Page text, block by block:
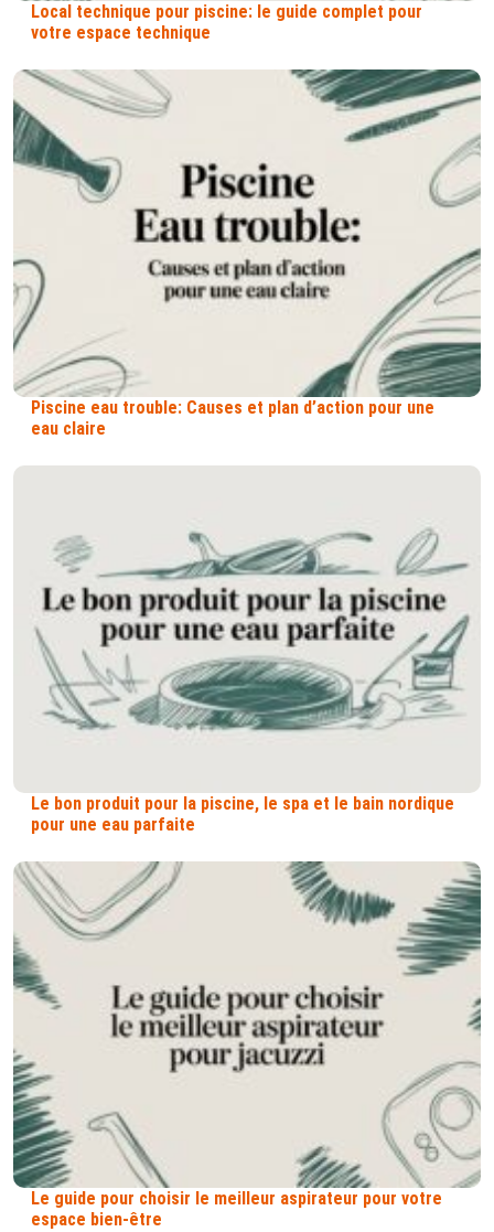
Local technique pour piscine: le guide complet pour
votre espace technique
Piscine eau trouble: Causes et plan d’action pour une
eau claire
Le bon produit pour la piscine, le spa et le bain nordique
pour une eau parfaite
Le guide pour choisir le meilleur aspirateur pour votre
espace bien-être